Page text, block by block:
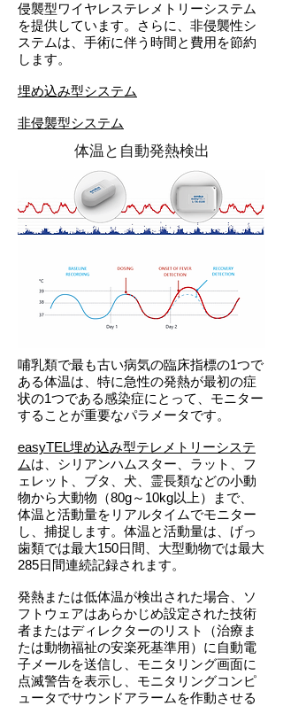
侵襲型ワイヤレステレメトリーシステム
を提供しています。さらに、非侵襲性シ
ステムは、手術に伴う時間と費用を節約
します。
埋め込み型システム
非侵襲型システム
体温と自動発熱検出
哺乳類で最も古い病気の臨床指標の1つで
ある体温は、特に急性の発熱が最初の症
状の1つである感染症にとって、モニター
することが重要なパラメータです。
easyTEL埋め込み型テレメトリーシステ
ムは、シリアンハムスター、ラット、フ
ェレット、ブタ、犬、霊長類などの小動
物から大動物（80g～10kg以上）まで、
体温と活動量をリアルタイムでモニター
し、捕捉します。体温と活動量は、げっ
歯類では最大150日間、大型動物では最大
285日間連続記録されます。
発熱または低体温が検出された場合、ソ
フトウェアはあらかじめ設定された技術
者またはディレクターのリスト（治療ま
たは動物福祉の安楽死基準用）に自動電
子メールを送信し、モニタリング画面に
点滅警告を表示し、モニタリングコンピ
ュータでサウンドアラームを作動させる